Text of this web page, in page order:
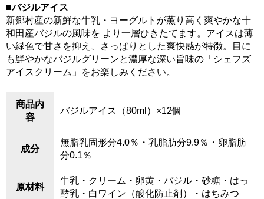
■バジルアイス
新郷村産の新鮮な牛乳・ヨーグルトが薫り高く爽やかな十
和田産バジルの風味を より一層ひきたてます。アイスは薄
い緑色で甘さを抑え、さっぱりとした爽快感が特徴。目に
も鮮やかなバジルグリーンと濃厚な深い旨味の「シェフズ
アイスクリーム」をお楽しみください。
商品内
容
バジルアイス（80ml）×12個
成分
無脂乳固形分4.0％・乳脂肪分9.9％・卵脂肪
分0.1％
原材料
牛乳・クリーム・卵黄・バジル・砂糖・はっ
酵乳・白ワイン（酸化防止剤）・はちみつ